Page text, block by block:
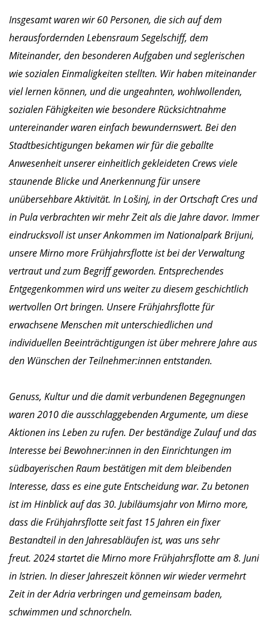
Insgesamt waren wir 60 Personen, die sich auf dem
herausfordernden Lebensraum Segelschiff, dem
Miteinander, den besonderen Aufgaben und seglerischen
wie sozialen Einmaligkeiten stellten. Wir haben miteinander
viel lernen können, und die ungeahnten, wohlwollenden,
sozialen Fähigkeiten wie besondere Rücksichtnahme
untereinander waren einfach bewundernswert. Bei den
Stadtbesichtigungen bekamen wir für die geballte
Anwesenheit unserer einheitlich gekleideten Crews viele
staunende Blicke und Anerkennung für unsere
unübersehbare Aktivität. In Lošinj, in der Ortschaft Cres und
in Pula verbrachten wir mehr Zeit als die Jahre davor. Immer
eindrucksvoll ist unser Ankommen im Nationalpark Brijuni,
unsere Mirno more Frühjahrsflotte ist bei der Verwaltung
vertraut und zum Begriff geworden. Entsprechendes
Entgegenkommen wird uns weiter zu diesem geschichtlich
wertvollen Ort bringen. Unsere Frühjahrsflotte für
erwachsene Menschen mit unterschiedlichen und
individuellen Beeinträchtigungen ist über mehrere Jahre aus
den Wünschen der Teilnehmer:innen entstanden.
Genuss, Kultur und die damit verbundenen Begegnungen
waren 2010 die ausschlaggebenden Argumente, um diese
Aktionen ins Leben zu rufen. Der beständige Zulauf und das
Interesse bei Bewohner:innen in den Einrichtungen im
südbayerischen Raum bestätigen mit dem bleibenden
Interesse, dass es eine gute Entscheidung war. Zu betonen
ist im Hinblick auf das 30. Jubiläumsjahr von Mirno more,
dass die Frühjahrsflotte seit fast 15 Jahren ein fixer
Bestandteil in den Jahresabläufen ist, was uns sehr
freut. 2024 startet die Mirno more Frühjahrsflotte am 8. Juni
in Istrien. In dieser Jahreszeit können wir wieder vermehrt
Zeit in der Adria verbringen und gemeinsam baden,
schwimmen und schnorcheln.